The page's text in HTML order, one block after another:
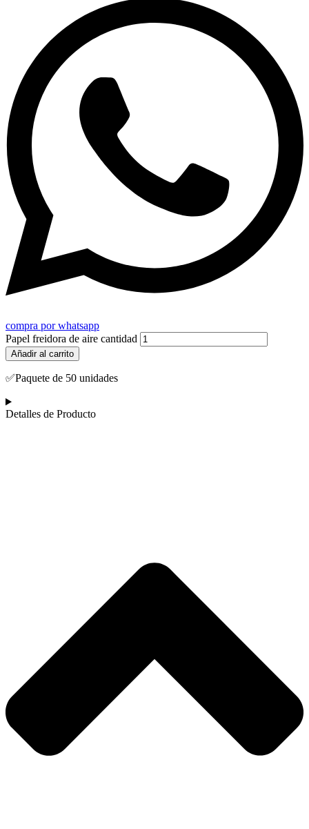
compra por whatsapp
Papel freidora de aire cantidad
Añadir al carrito
✅Paquete de 50 unidades
Detalles de Producto